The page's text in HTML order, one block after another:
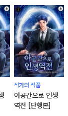
작가의 작품
아공간으로 인생
역전 [단행본]